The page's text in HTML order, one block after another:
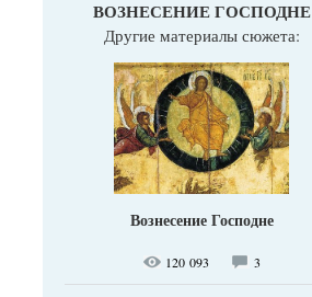
ВОЗНЕСЕНИЕ ГОСПОДНЕ
Другие материалы сюжета:
Вознесение Господне
120 093 3